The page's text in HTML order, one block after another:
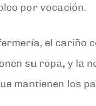
por vocación.
el cariño
su ropa, y la
mantienen los